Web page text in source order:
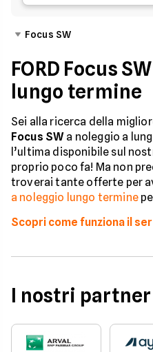
Focus SW
FORD Focus
lungo termine
Sei alla ricerca della
Focus SW a noleggio a
l’ultima disponibile sul
proprio poco fa! Ma non
troverai tante offerte per
a noleggio lungo termine
Scopri come funziona il
I nostri partner